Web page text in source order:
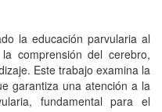
la educación parvularia al
comprensión del cerebro,
Este trabajo examina la
garantiza una atención a la
fundamental para el